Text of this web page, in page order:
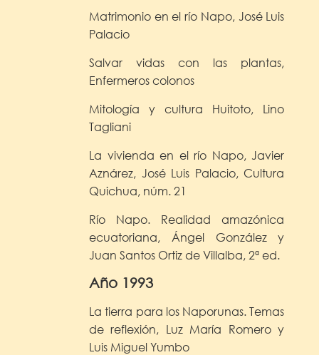
Matrimonio en el río Napo, José Luis
Palacio
Salvar vidas con las plantas,
Enfermeros colonos
Mitología y cultura Huitoto, Lino
Tagliani
La vivienda en el río Napo, Javier
Aznárez, José Luis Palacio, Cultura
Quichua, núm. 21
Río Napo. Realidad amazónica
ecuatoriana, Ángel González y
Juan Santos Ortiz de Villalba, 2ª ed.
Año 1993
La tierra para los Naporunas. Temas
de reflexión, Luz María Romero y
Luis Miguel Yumbo